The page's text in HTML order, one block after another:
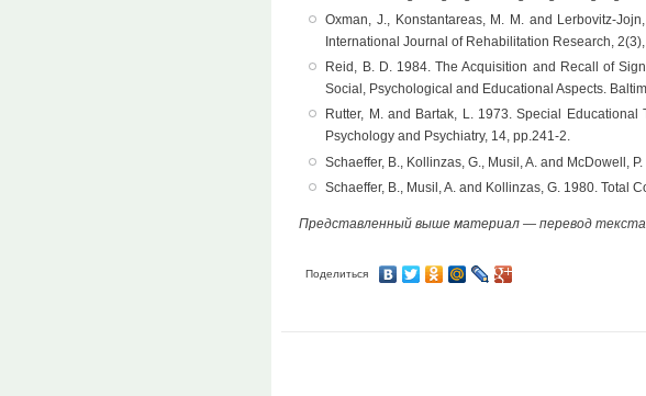
Oxman, J., Konstantareas, M. M. and Lerbovitz-
International Journal of Rehabilitation Research,
Reid, B. D. 1984. The Acquisition and Recall of
Social, Psychological and Educational Aspects.
Rutter, M. and Bartak, L. 1973. Special
Psychology and Psychiatry, 14, pp.241-2.
Schaeffer, B., Kollinzas, G., Musil, A. and McDowell,
Schaeffer, B., Musil, A. and Kollinzas, G. 1980. Total
Представленный выше материал — перевод текста
Поделиться